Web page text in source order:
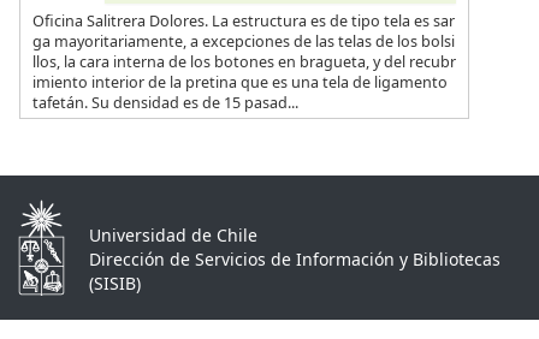
Oficina Salitrera Dolores. La estructura es de tipo tela es sar
ga mayoritariamente, a excepciones de las telas de los bolsi
llos, la cara interna de los botones en bragueta, y del recubr
imiento interior de la pretina que es una tela de ligamento
tafetán. Su densidad es de 15 pasad...
Universidad de Chile
Dirección de Servicios de Información y Bibliotecas
(SISIB)